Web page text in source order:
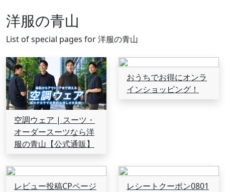
洋服の青山
List of special pages for 洋服の青山
空調ウェア | スーツ・
オーダースーツなら洋
服の青山【公式通販】
おうちでお得にオンラ
インショッピング！
レビュー投稿CPページ
レシートクーポン0801